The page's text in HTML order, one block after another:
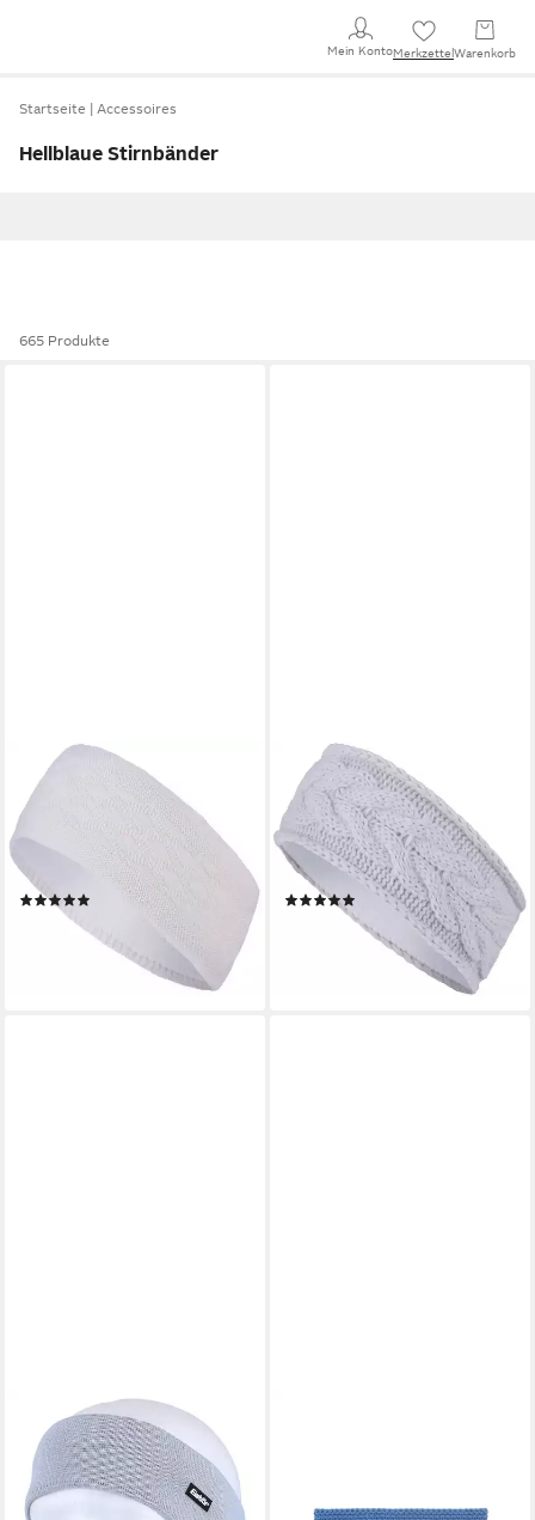
Mein KontoMerkzettel Warenkorb
Startseite Accessoires
Hellblaue Stirnbänder
665 Produkte
COMPAGNO
Stirnband (1-St) Damen
Stirnband gefüttert
Ohrenschützer gestrickt
Kopfband Winter
19,90 €
lieferbar - in 4-5 Werktagen bei dir
COMPAGNO
Stirnband (1-St) Strick-
Stirnband gefüttert Damen
Ohrenschützer Band
Kopfband Winter
lieferbar - in 4-5 Werktagen bei dir
+1
EISBÄR
Stirnband Havel (Merinomix) -
hellblau - 1 Stück
13,74 €
UVP24,99 €